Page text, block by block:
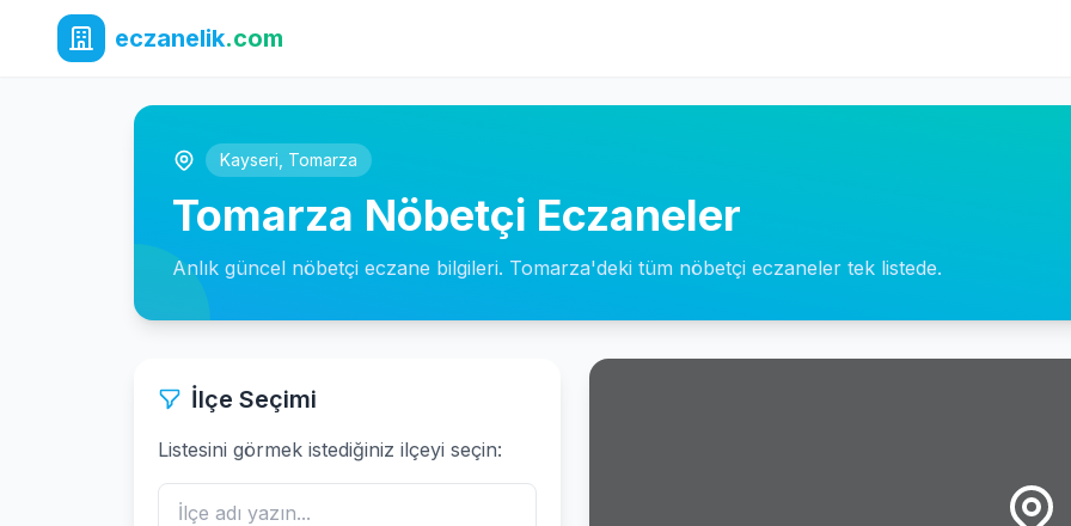
eczanelik.com
Kayseri Tomarza
Tomarza Nöbetçi Eczaneler
Anlık güncel nöbetçi eczane bilgileri. Tomarza'deki tüm nöbetçi eczaneler tek listede.
İlçe Seçimi
Listesini görmek istediğiniz ilçeyi seçin: